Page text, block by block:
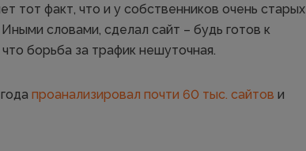
тот факт, что и у собственников очень старых
словами, сделал сайт – будь готов к
борьба за трафик нешуточная.
проанализировал почти 60 тыс. сайтов и